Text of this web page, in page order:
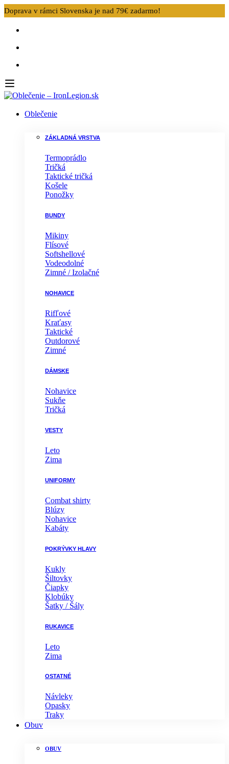
Doprava v rámci Slovenska je nad 79€ zadarmo!
Oblečenie
ZÁKLADNÁ VRSTVA
Termoprádlo
Tričká
Taktické tričká
Košele
Ponožky
BUNDY
Mikiny
Flísové
Softshellové
Vodeodolné
Zimné / Izolačné
NOHAVICE
Rifľové
Kraťasy
Taktické
Outdorové
Zimné
DÁMSKE
Nohavice
Sukňe
Tričká
VESTY
Leto
Zima
UNIFORMY
Combat shirty
Blúzy
Nohavice
Kabáty
POKRÝVKY HLAVY
Kukly
Šiltovky
Čiapky
Klobúky
Šatky / Šály
RUKAVICE
Leto
Zima
OSTATNÉ
Návleky
Opasky
Traky
Obuv
OBUV